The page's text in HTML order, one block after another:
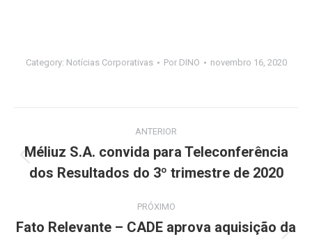
Category: Notícias Corporativas Por DINO novembro 16, 2020
de
post:
ANTERIOR
Post
anterior:
Méliuz S.A. convida para Teleconferência
dos Resultados do 3º trimestre de 2020
PRÓXIMO
Fato Relevante – CADE aprova aquisição da